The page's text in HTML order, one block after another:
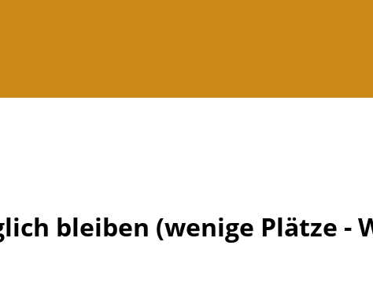
bleiben (wenige Plätze